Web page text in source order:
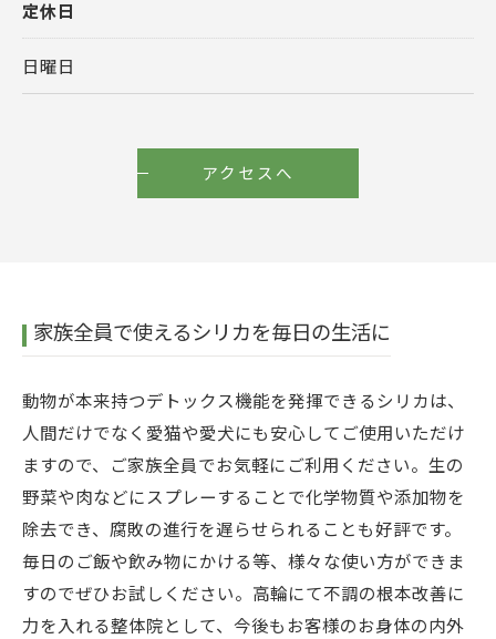
定休日
日曜日
アクセスへ
家族全員で使えるシリカを毎日の生活に
動物が本来持つデトックス機能を発揮できるシリカは、
人間だけでなく愛猫や愛犬にも安心してご使用いただけ
ますので、ご家族全員でお気軽にご利用ください。生の
野菜や肉などにスプレーすることで化学物質や添加物を
除去でき、腐敗の進行を遅らせられることも好評です。
毎日のご飯や飲み物にかける等、様々な使い方ができま
すのでぜひお試しください。高輪にて不調の根本改善に
力を入れる整体院として、今後もお客様のお身体の内外